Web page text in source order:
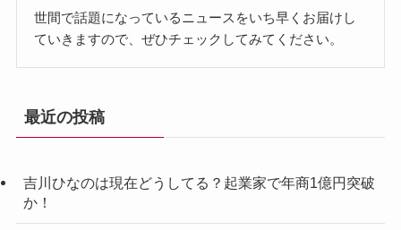
世間で話題になっているニュースをいち早くお届けし
ていきますので、ぜひチェックしてみてください。
最近の投稿
吉川ひなのは現在どうしてる？起業家で年商1億円突破
か！